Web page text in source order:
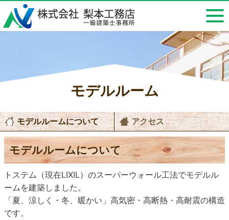
モデルルーム
モデルルームについて アクセス
モデルルームについて
トステム（現在LIXIL）のスーパーウォール工法でモデルル
ームを建築しました。
「夏、涼しく・冬、暖かい」高気密・高断熱・高耐震の構造
です。